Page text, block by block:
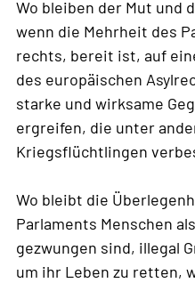
Wo bleiben der Mut und
wenn die Mehrheit des
rechts, bereit ist, auf
des europäischen
starke und wirksame
ergreifen, die unter
Kriegsflüchtlingen
Wo bleibt die
Parlaments Menschen
gezwungen sind, illegal
um ihr Leben zu retten,